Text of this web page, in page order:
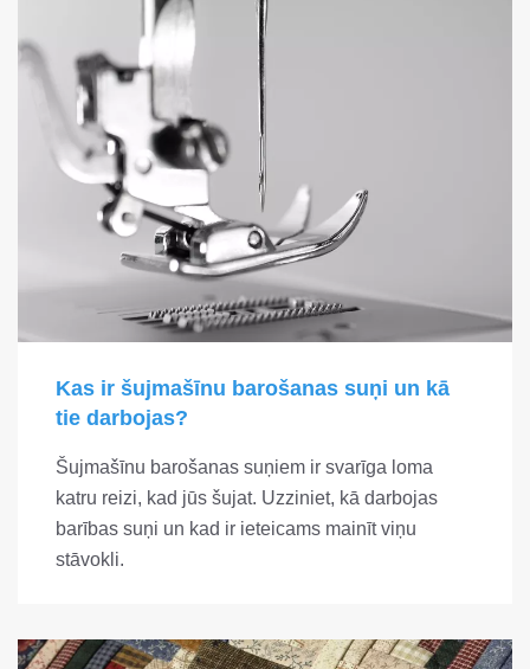
Kas ir šujmašīnu barošanas suņi un kā
tie darbojas?
Šujmašīnu barošanas suņiem ir svarīga loma
katru reizi, kad jūs šujat. Uzziniet, kā darbojas
barības suņi un kad ir ieteicams mainīt viņu
stāvokli.